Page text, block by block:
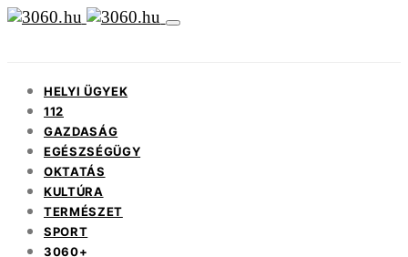
HELYI ÜGYEK
112
GAZDASÁG
EGÉSZSÉGÜGY
OKTATÁS
KULTÚRA
TERMÉSZET
SPORT
3060+